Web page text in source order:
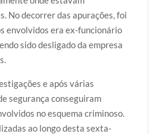
No decorrer das apurações, foi
envolvidos era ex-funcionário
sido desligado da empresa
e após várias
segurança conseguiram
no esquema criminoso.
ao longo desta sexta-